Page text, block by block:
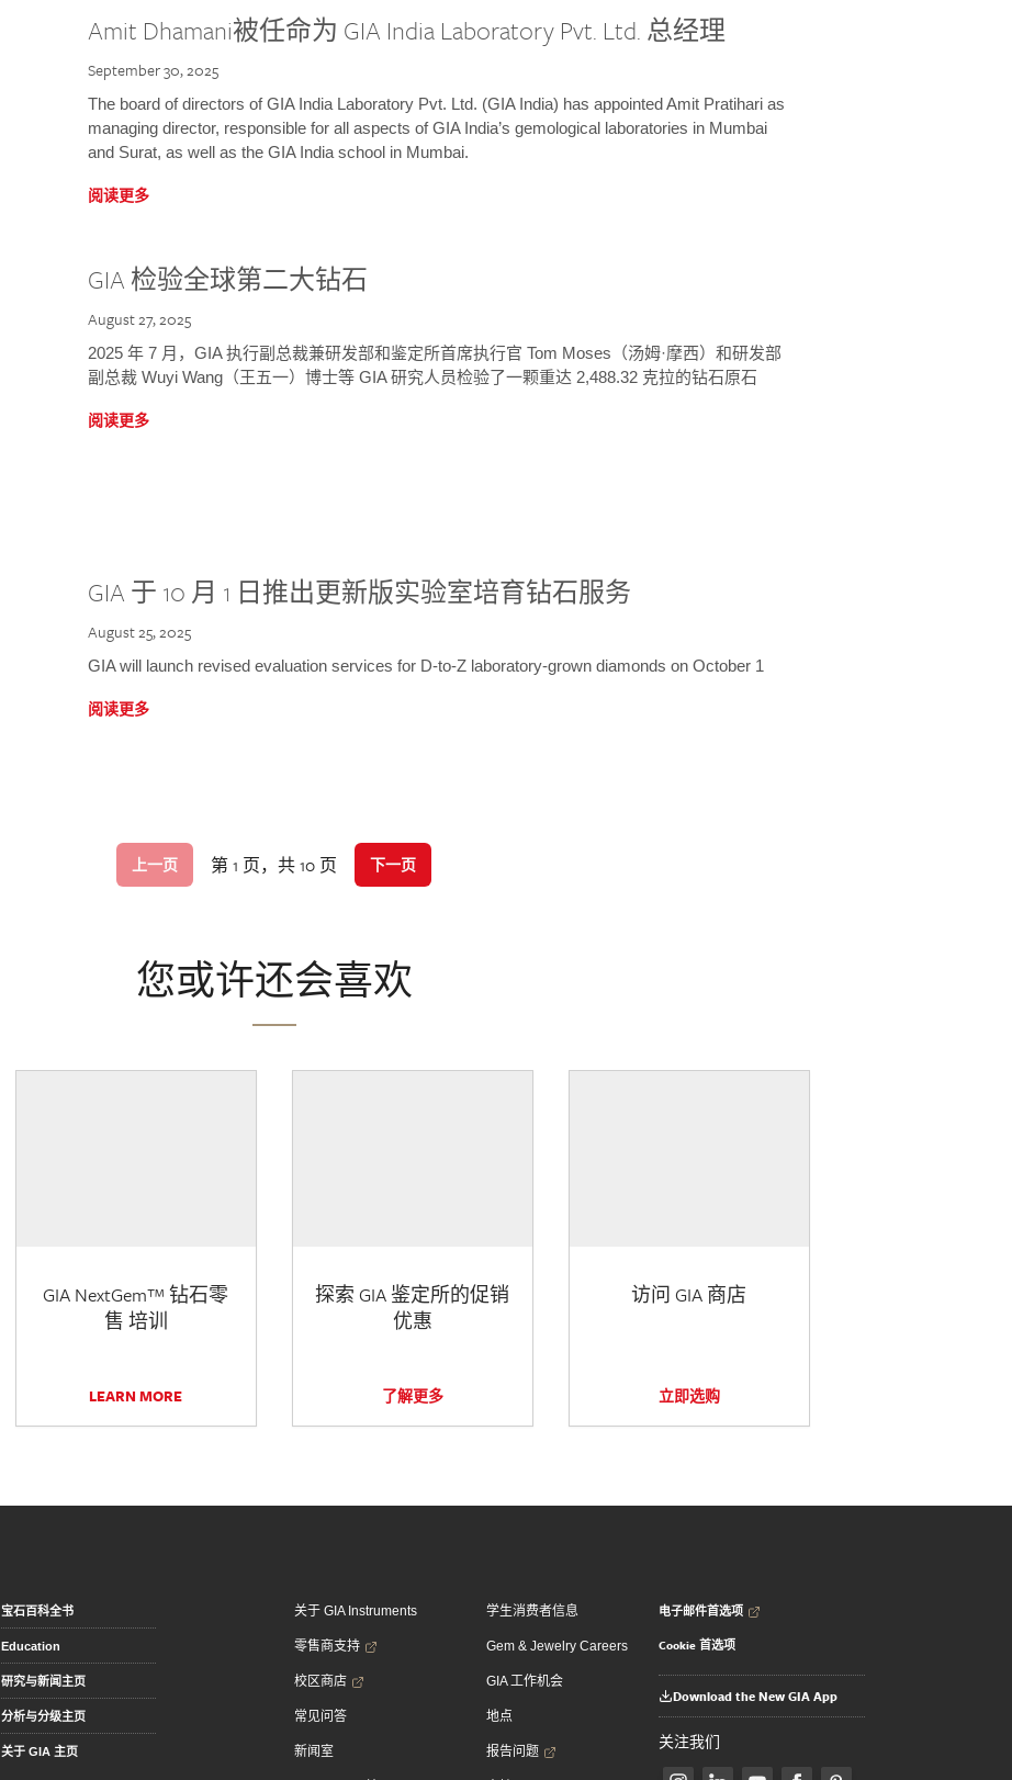
Amit Dhamani被任命为 GIA India Laboratory Pvt. Ltd. 总经理
September 30, 2025
The board of directors of GIA India Laboratory Pvt. Ltd. (GIA India) has appointed Amit Pratihari as
managing director, responsible for all aspects of GIA India’s gemological laboratories in Mumbai
and Surat, as well as the GIA India school in Mumbai.
阅读更多
GIA 检验全球第二大钻石
August 27, 2025
2025 年 7 月，GIA 执行副总裁兼研发部和鉴定所首席执行官 Tom Moses（汤姆·摩西）和研发部
副总裁 Wuyi Wang（王五一）博士等 GIA 研究人员检验了一颗重达 2,488.32 克拉的钻石原石
阅读更多
GIA 于 10 月 1 日推出更新版实验室培育钻石服务
August 25, 2025
GIA will launch revised evaluation services for D-to-Z laboratory-grown diamonds on October 1
阅读更多
上一页 第 1 页，共 10 页 下一页
您或许还会喜欢
GIA NextGem™ 钻石零
售 培训
LEARN MORE
探索 GIA 鉴定所的促销
优惠
了解更多
访问 GIA 商店
立即选购
宝石百科全书
Education
研究与新闻主页
分析与分级主页
关于 GIA 主页
关于 GIA Instruments
零售商支持
校区商店
常见问答
新闻室
学生消费者信息
Gem & Jewelry Careers
GIA 工作机会
地点
报告问题
电子邮件首选项
Cookie 首选项
Download the New GIA App
关注我们